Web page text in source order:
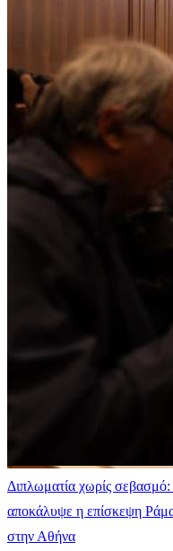
Διπλωματία χωρίς σεβασμό:
αποκάλυψε η επίσκεψη
στην Αθήνα